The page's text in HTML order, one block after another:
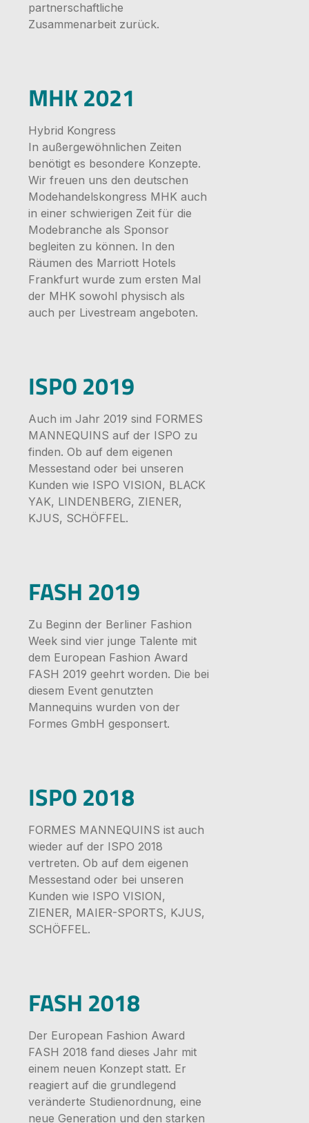
partnerschaftliche
Zusammenarbeit zurück.
MHK 2021
Hybrid Kongress
In außergewöhnlichen Zeiten
benötigt es besondere Konzepte.
Wir freuen uns den deutschen
Modehandelskongress MHK auch
in einer schwierigen Zeit für die
Modebranche als Sponsor
begleiten zu können. In den
Räumen des Marriott Hotels
Frankfurt wurde zum ersten Mal
der MHK sowohl physisch als
auch per Livestream angeboten.
ISPO 2019
Auch im Jahr 2019 sind FORMES
MANNEQUINS auf der ISPO zu
finden. Ob auf dem eigenen
Messestand oder bei unseren
Kunden wie ISPO VISION, BLACK
YAK, LINDENBERG, ZIENER,
KJUS, SCHÖFFEL.
FASH 2019
Zu Beginn der Berliner Fashion
Week sind vier junge Talente mit
dem European Fashion Award
FASH 2019 geehrt worden. Die bei
diesem Event genutzten
Mannequins wurden von der
Formes GmbH gesponsert.
ISPO 2018
FORMES MANNEQUINS ist auch
wieder auf der ISPO 2018
vertreten. Ob auf dem eigenen
Messestand oder bei unseren
Kunden wie ISPO VISION,
ZIENER, MAIER-SPORTS, KJUS,
SCHÖFFEL.
FASH 2018
Der European Fashion Award
FASH 2018 fand dieses Jahr mit
einem neuen Konzept statt. Er
reagiert auf die grundlegend
veränderte Studienordnung, eine
neue Generation und den starken